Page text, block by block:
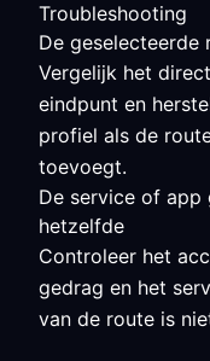
Troubleshooting
De geselecteerde
Vergelijk het
eindpunt en
profiel als de
toevoegt.
De service of
hetzelfde
Controleer het
gedrag en het
van de route is